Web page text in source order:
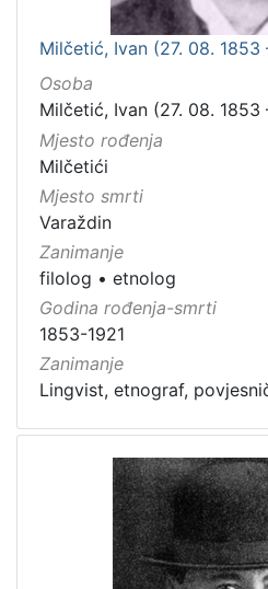
Milčetić, Ivan (27. 08. 1853
Osoba
Milčetić, Ivan (27. 08. 1853
Mjesto rođenja
Milčetići
Mjesto smrti
Varaždin
Zanimanje
filolog • etnolog
Godina rođenja-smrti
1853-1921
Zanimanje
Lingvist, etnograf,